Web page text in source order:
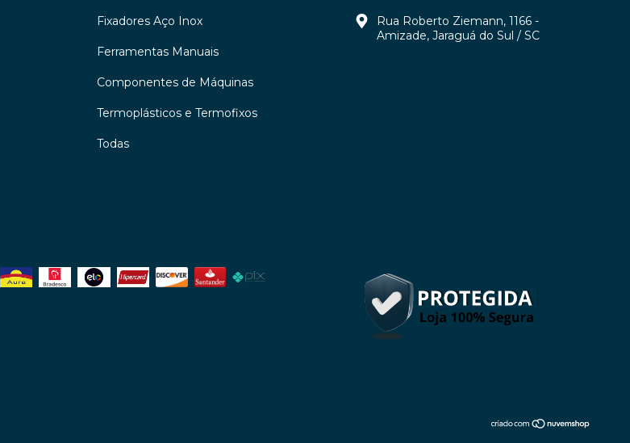
Fixadores Aço Inox
Ferramentas Manuais
Componentes de Máquinas
Termoplásticos e Termofixos
Todas
Rua Roberto Ziemann, 1166 -
Amizade, Jaraguá do Sul / SC